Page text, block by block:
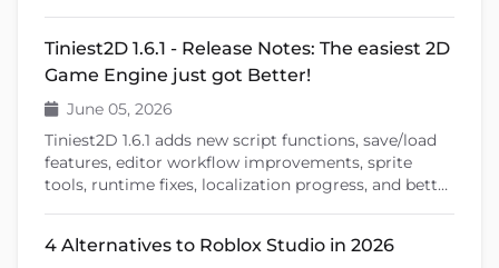
learning tools, and previews upcoming features like
shader editing and ragdoll physics.
Tiniest2D 1.6.1 - Release Notes: The easiest 2D
Game Engine just got Better!
June 05, 2026
Tiniest2D 1.6.1 adds new script functions, save/load
features, editor workflow improvements, sprite
tools, runtime fixes, localization progress, and better
4 Alternatives to Roblox Studio in 2026